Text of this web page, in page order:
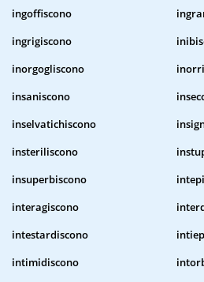
ingoffiscono
ingrigiscono
inorgogliscono
insaniscono
inselvatichiscono
insteriliscono
insuperbiscono
interagiscono
intestardiscono
intimidiscono